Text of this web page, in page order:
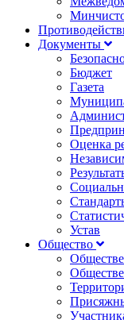
Документы
Бюджет
Газета
Оценка
Устав
Общество